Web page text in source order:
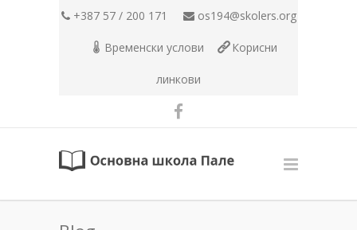
+387 57 / 200 171 os194@skolers.org
Временски услови Корисни
линкови